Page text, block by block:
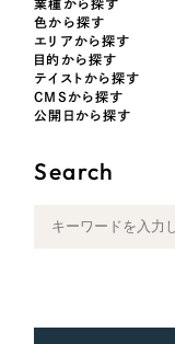
オレンジ・橙色
イエロー・黄色
業種から探す
色から探す
エリアから探す
目的から探す
テイストから探す
CMSから探す
公開日から探す
Search